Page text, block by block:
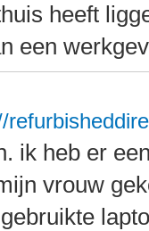
heeft
een
ik heb er
vrouw